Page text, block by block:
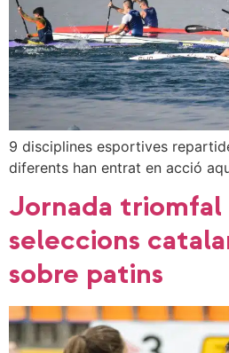
9 disciplines esportives
diferents han entrat en acció
Jornada triomfal
seleccions
sobre patins